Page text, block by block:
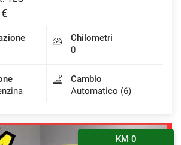
Chilometri
0
Cambio
Automatico (6)
KM 0